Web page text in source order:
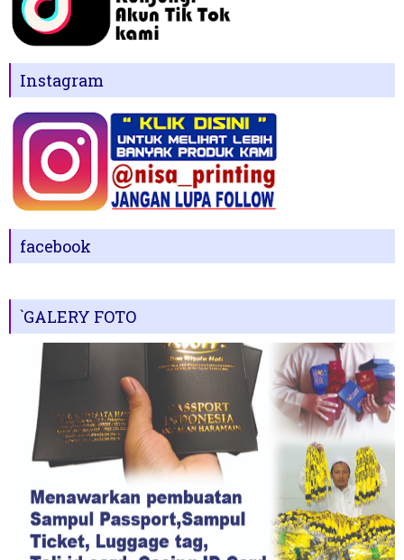
Instagram
facebook
`GALERY FOTO